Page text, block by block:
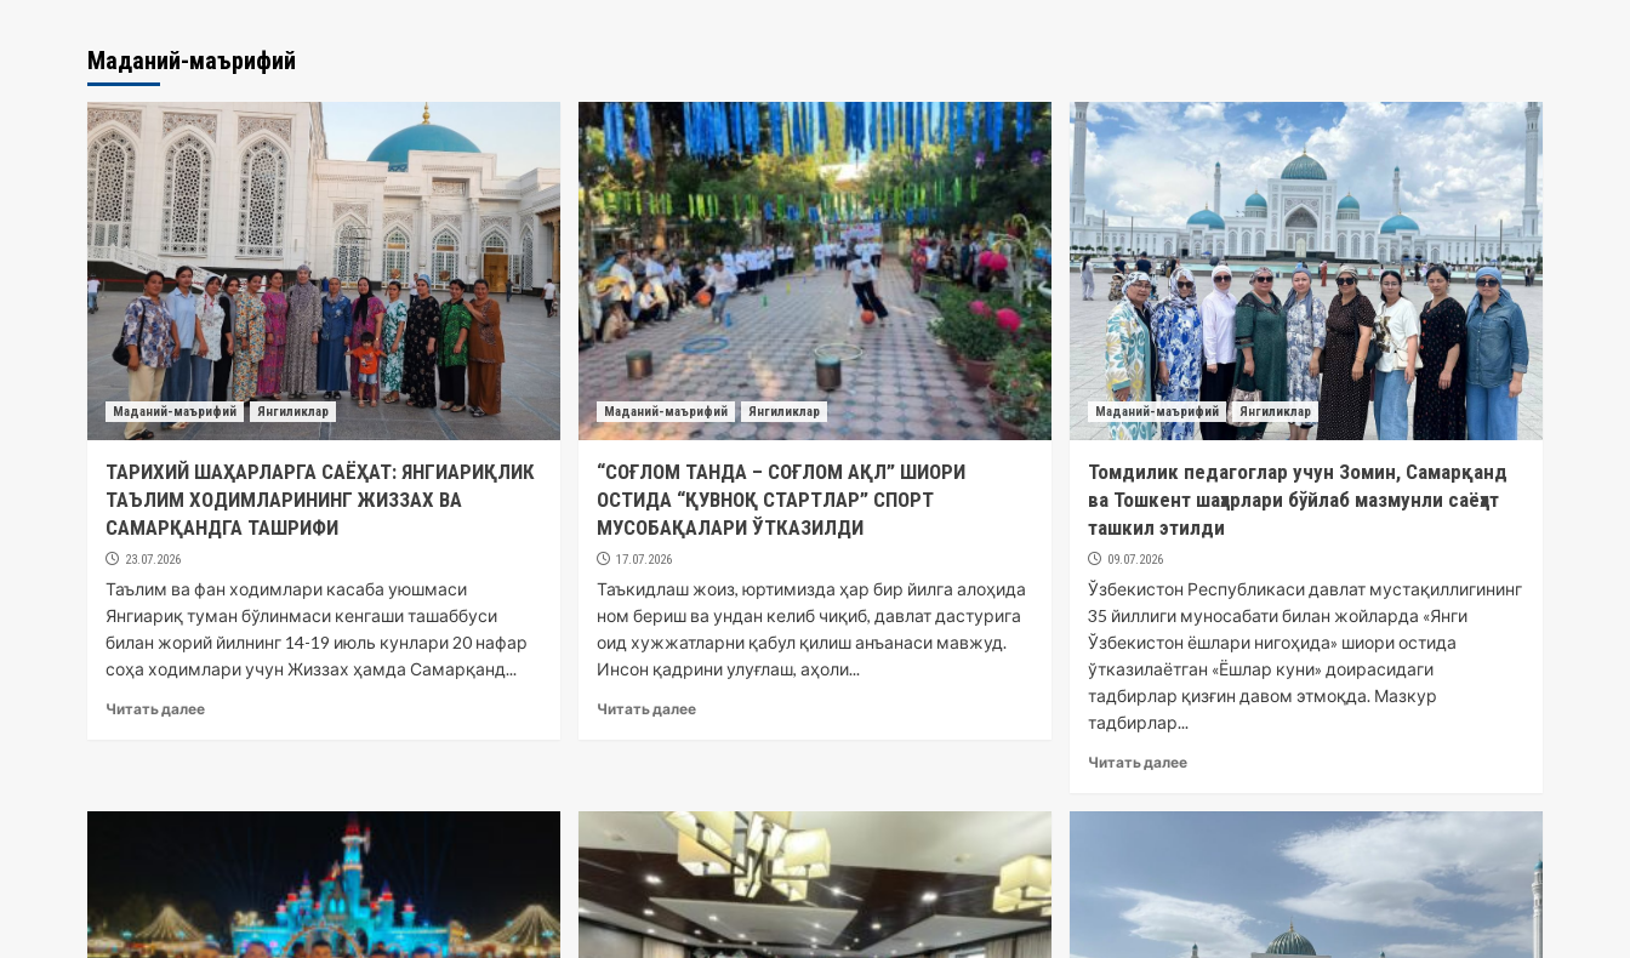
Маданий-маърифий
Маданий-маърифий Янгиликлар
ТАРИХИЙ ШАҲАРЛАРГА САЁҲАТ: ЯНГИАРИҚЛИК
ТАЪЛИМ ХОДИМЛАРИНИНГ ЖИЗЗАХ ВА
САМАРҚАНДГА ТАШРИФИ
23.07.2026
Таълим ва фан ходимлари касаба уюшмаси
Янгиариқ туман бўлинмаси кенгаши ташаббуси
билан жорий йилнинг 14-19 июль кунлари 20 нафар
соҳа ходимлари учун Жиззах ҳамда Самарқанд...
Читать далее
Маданий-маърифий Янгиликлар
“СОҒЛОМ ТАНДА – СОҒЛОМ АҚЛ” ШИОРИ
ОСТИДА “ҚУВНОҚ СТАРТЛАР” СПОРТ
МУСОБАҚАЛАРИ ЎТКАЗИЛДИ
17.07.2026
Таъкидлаш жоиз, юртимизда ҳар бир йилга алоҳида
ном бериш ва ундан келиб чиқиб, давлат дастурига
оид хужжатларни қабул қилиш анъанаси мавжуд.
Инсон қадрини улуғлаш, аҳоли...
Читать далее
Маданий-маърифий Янгиликлар
Томдилик педагоглар учун Зомин, Самарқанд
ва Тошкент шаҳарлари бўйлаб мазмунли саёҳат
ташкил этилди
09.07.2026
Ўзбекистон Республикаси давлат мустақиллигининг
35 йиллиги муносабати билан жойларда «Янги
Ўзбекистон ёшлари нигоҳида» шиори остида
ўтказилаётган «Ёшлар куни» доирасидаги
тадбирлар қизғин давом этмоқда. Мазкур
тадбирлар...
Читать далее